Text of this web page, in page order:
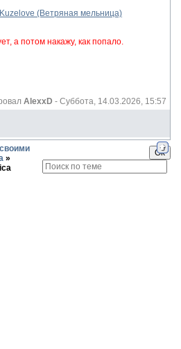
(Ветряная мельница)
а потом накажу, как попало.
AlexxD - Суббота, 14.03.2026, 15:57
»